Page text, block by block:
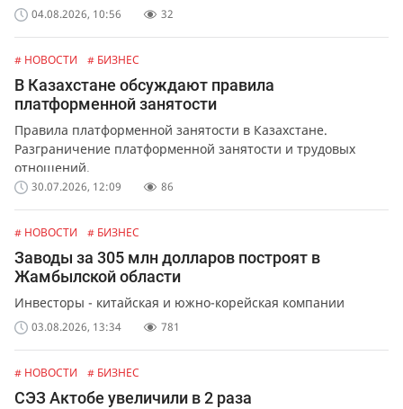
04.08.2026, 10:56 32
# НОВОСТИ # БИЗНЕС
В Казахстане обсуждают правила
платформенной занятости
Правила платформенной занятости в Казахстане.
Разграничение платформенной занятости и трудовых
отношений.
30.07.2026, 12:09 86
# НОВОСТИ # БИЗНЕС
Заводы за 305 млн долларов построят в
Жамбылской области
Инвесторы - китайская и южно-корейская компании
03.08.2026, 13:34 781
# НОВОСТИ # БИЗНЕС
СЭЗ Актобе увеличили в 2 раза